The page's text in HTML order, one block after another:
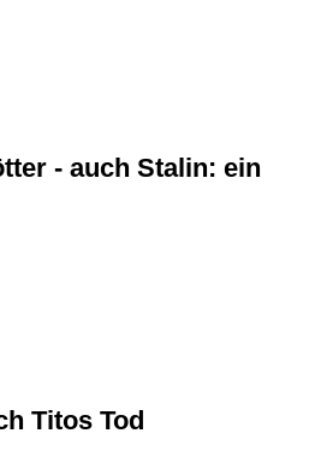
- auch Stalin: ein
Titos Tod